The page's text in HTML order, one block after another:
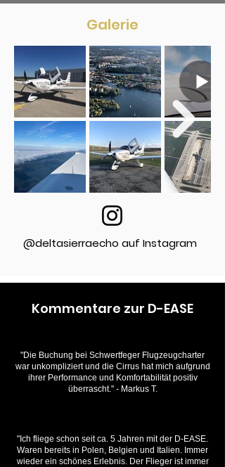
Galerie
@deltasierraecho auf Instagram
Kommentare zur D-EASE
"Die Buchung bei Schwertfeger Flugzeugcharter
war unkompliziert und die Cirrus hat mich aufgrund
ihrer Performance und Komfortabilität positiv
überrascht." - Markus T.
"Ich fliege schon seit ca. 5 Jahren mit der D-EASE.
Waren bereits in Polen, Belgien und Italien. Immer
wieder ein schönes Erlebnis. Der Flieger ist immer